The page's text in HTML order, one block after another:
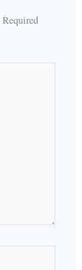
Required